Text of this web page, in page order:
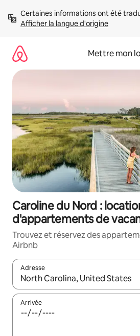
directement
Afficher la langue d'origine
Mettre mon
Caroline du Nord :
d'appartements de
Trouvez et réservez des
Airbnb
Adresse
Lorsque les résultats s'affichent,
Arrivée